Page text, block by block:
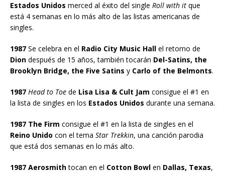
Estados Unidos merced al éxito del single Roll with it que
está 4 semanas en lo más alto de las listas americanas de
singles.
1987 Se celebra en el Radio City Music Hall el retorno de
Dion después de 15 años, también tocarán Del-Satins, the
Brooklyn Bridge, the Five Satins y Carlo of the Belmonts.
1987 Head to Toe de Lisa Lisa & Cult Jam consigue el #1 en
la lista de singles en los Estados Unidos durante una semana.
1987 The Firm consigue el #1 en la lista de singles en el
Reino Unido con el tema Star Trekkin, una canción parodia
que está dos semanas en lo más alto.
1987 Aerosmithtocan en el Cotton Bowl en Dallas, Texas,